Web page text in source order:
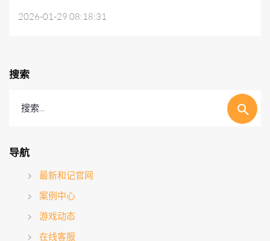
2026-01-29 08:18:31
搜索
搜索...
导航
最新和记官网
案例中心
游戏动态
在线客服